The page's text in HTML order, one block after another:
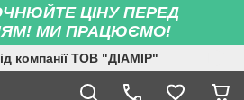
ЦІНУ ПЕРЕД
МИ ПРАЦЮЄМО!
компанії ТОВ "ДІАМІР"